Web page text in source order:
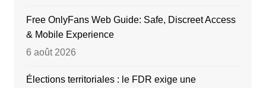
Free OnlyFans Web Guide: Safe, Discreet Access
& Mobile Experience
6 août 2026
Élections territoriales : le FDR exige une